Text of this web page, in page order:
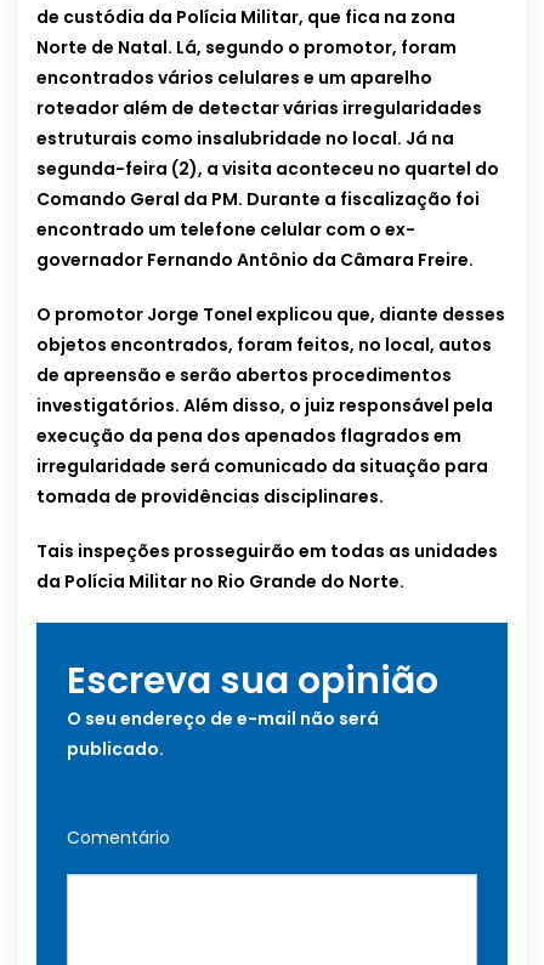
de custódia da Polícia Militar, que fica na zona
Norte de Natal. Lá, segundo o promotor, foram
encontrados vários celulares e um aparelho
roteador além de detectar várias irregularidades
estruturais como insalubridade no local. Já na
segunda-feira (2), a visita aconteceu no quartel do
Comando Geral da PM. Durante a fiscalização foi
encontrado um telefone celular com o ex-
governador Fernando Antônio da Câmara Freire.
O promotor Jorge Tonel explicou que, diante desses
objetos encontrados, foram feitos, no local, autos
de apreensão e serão abertos procedimentos
investigatórios. Além disso, o juiz responsável pela
execução da pena dos apenados flagrados em
irregularidade será comunicado da situação para
tomada de providências disciplinares.
Tais inspeções prosseguirão em todas as unidades
da Polícia Militar no Rio Grande do Norte.
Escreva sua opinião
O seu endereço de e-mail não será
publicado.
Comentário